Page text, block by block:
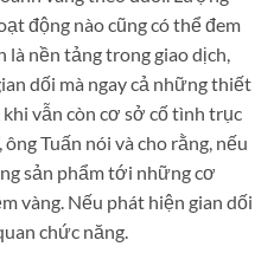
động nào cũng có thể đem
là nền tảng trong giao dịch,
dối mà ngay cả những thiết
khi vẫn còn cơ sở cố tình trục
Tuấn nói và cho rằng, nếu
sản phẩm tới những cơ
vàng. Nếu phát hiện gian dối
chức năng.